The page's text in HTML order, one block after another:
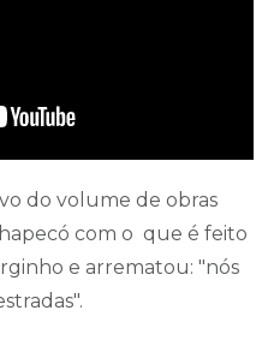
do volume de obras
com o que é feito
e arrematou: "nós